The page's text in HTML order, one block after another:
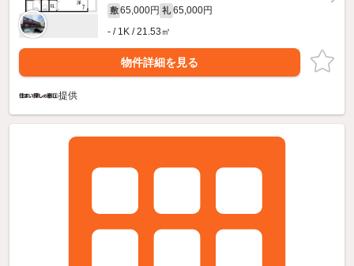
敷 65,000円 礼 65,000円
- / 1K / 21.53㎡
物件詳細を見る
提供